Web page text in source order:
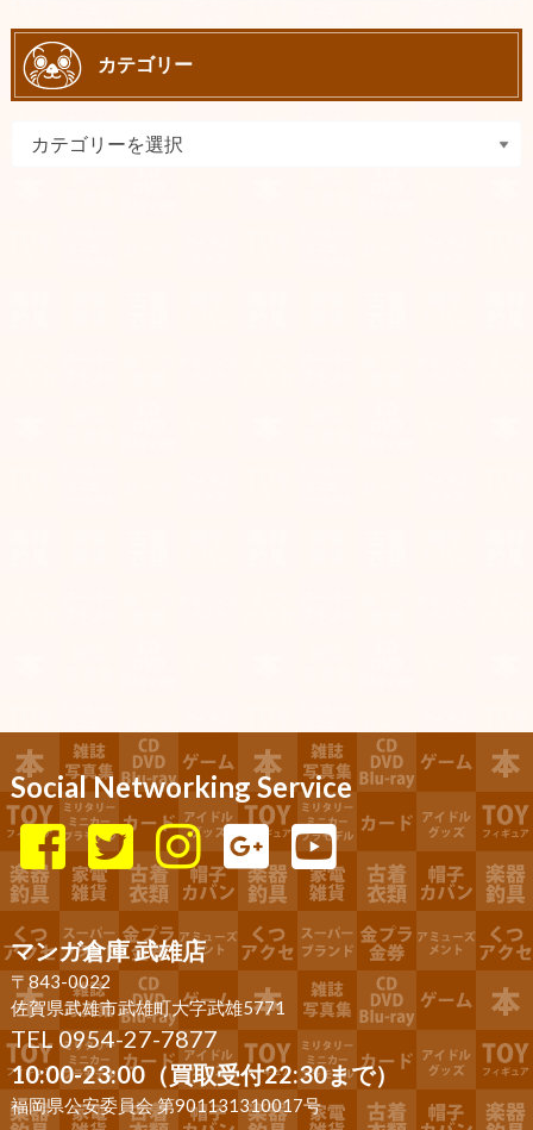
カテゴリー
Social Networking Service
マンガ倉庫 武雄店
〒843-0022
佐賀県武雄市武雄町大字武雄5771
TEL 0954-27-7877
10:00-23:00（買取受付22:30まで）
福岡県公安委員会 第901131310017号